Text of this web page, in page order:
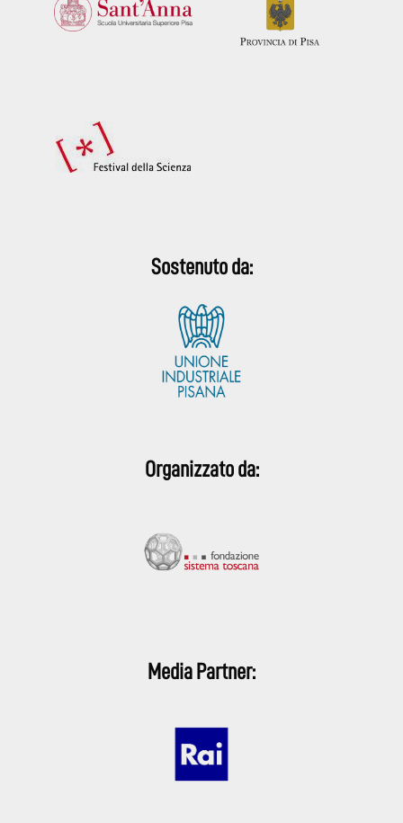
Sostenuto da:
Organizzato da:
Media Partner: